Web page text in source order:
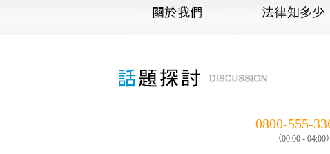
0800-555-
（00:00 - 04:00）